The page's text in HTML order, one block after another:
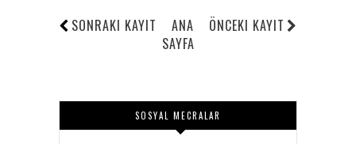
SONRAKI KAYIT ÖNCEKI KAYIT
ANA
SAYFA
SOSYAL MECRALAR